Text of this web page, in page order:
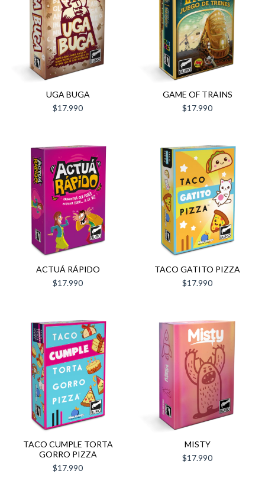
UGA BUGA
$17.990
GAME OF TRAINS
$17.990
ACTUÁ RÁPIDO
$17.990
TACO GATITO PIZZA
$17.990
TACO CUMPLE TORTA
GORRO PIZZA
$17.990
MISTY
$17.990